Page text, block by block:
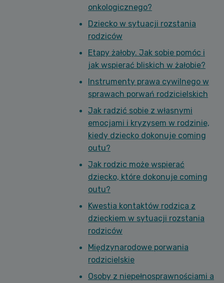
onkologicznego?
Dziecko w sytuacji rozstania
rodziców
Etapy żałoby. Jak sobie pomóc i
jak wspierać bliskich w żałobie?
Instrumenty prawa cywilnego w
sprawach porwań rodzicielskich
Jak radzić sobie z własnymi
emocjami i kryzysem w rodzinie,
kiedy dziecko dokonuje coming
outu?
Jak rodzic może wspierać
dziecko, które dokonuje coming
outu?
Kwestia kontaktów rodzica z
dzieckiem w sytuacji rozstania
rodziców
Międzynarodowe porwania
rodzicielskie
Osoby z niepełnosprawnościami a